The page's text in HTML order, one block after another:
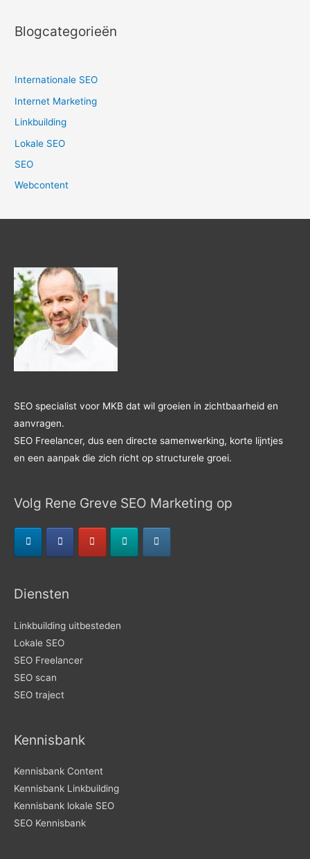
Blogcategorieën
Internationale SEO
Internet Marketing
Linkbuilding
Lokale SEO
SEO
Webcontent
SEO specialist voor MKB dat wil groeien in zichtbaarheid en
aanvragen.
SEO Freelancer, dus een directe samenwerking, korte lijntjes
en een aanpak die zich richt op structurele groei.
Volg Rene Greve SEO Marketing op
Diensten
Linkbuilding uitbesteden
Lokale SEO
SEO Freelancer
SEO scan
SEO traject
Kennisbank
Kennisbank Content
Kennisbank Linkbuilding
Kennisbank lokale SEO
SEO Kennisbank